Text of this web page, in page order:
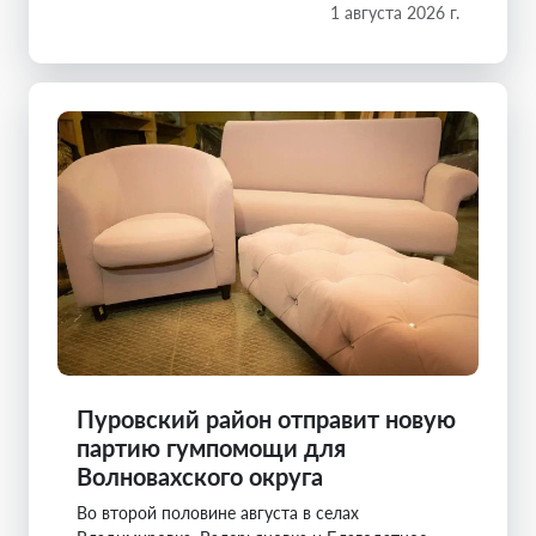
1 августа 2026 г.
Пуровский район отправит новую
партию гумпомощи для
Волновахского округа
Во второй половине августа в селах